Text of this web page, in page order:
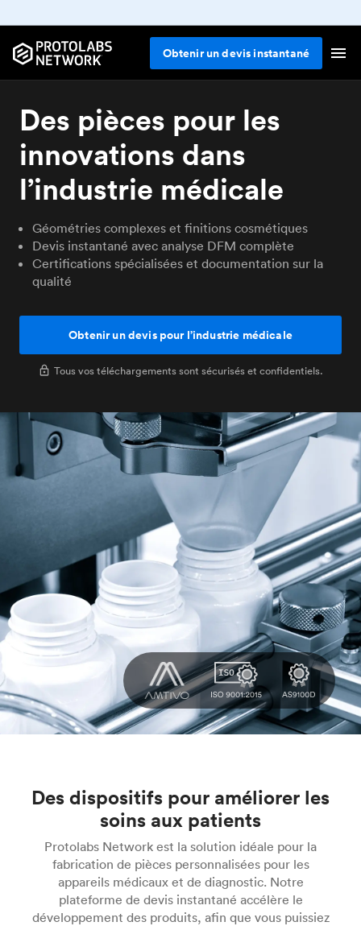
Obtenir un devis instantané
Des pièces pour les
innovations dans
l’industrie médicale
Géométries complexes et finitions cosmétiques
Devis instantané avec analyse DFM complète
Certifications spécialisées et documentation sur la
qualité
Obtenir un devis pour l’industrie médicale
Tous vos téléchargements sont sécurisés et confidentiels.
Des dispositifs pour améliorer les
soins aux patients
Protolabs Network est la solution idéale pour la
fabrication de pièces personnalisées pour les
appareils médicaux et de diagnostic. Notre
plateforme de devis instantané accélère le
développement des produits, afin que vous puissiez